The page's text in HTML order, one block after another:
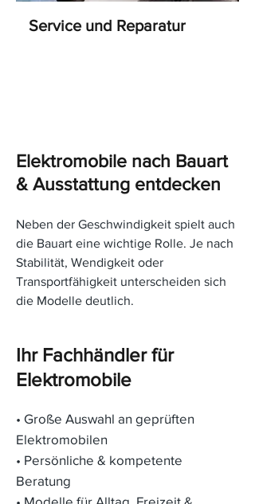
Service und Reparatur
Elektromobile nach Bauart
& Ausstattung entdecken
Neben der Geschwindigkeit spielt auch
die Bauart eine wichtige Rolle. Je nach
Stabilität, Wendigkeit oder
Transportfähigkeit unterscheiden sich
die Modelle deutlich.
Ihr Fachhändler für
Elektromobile
• Große Auswahl an geprüften
Elektromobilen
• Persönliche & kompetente
Beratung